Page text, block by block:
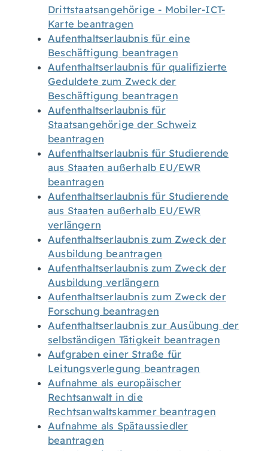
Drittstaatsangehörige - Mobiler-ICT-
Karte beantragen
Aufenthaltserlaubnis für eine
Beschäftigung beantragen
Aufenthaltserlaubnis für qualifizierte
Geduldete zum Zweck der
Beschäftigung beantragen
Aufenthaltserlaubnis für
Staatsangehörige der Schweiz
beantragen
Aufenthaltserlaubnis für Studierende
aus Staaten außerhalb EU/EWR
beantragen
Aufenthaltserlaubnis für Studierende
aus Staaten außerhalb EU/EWR
verlängern
Aufenthaltserlaubnis zum Zweck der
Ausbildung beantragen
Aufenthaltserlaubnis zum Zweck der
Ausbildung verlängern
Aufenthaltserlaubnis zum Zweck der
Forschung beantragen
Aufenthaltserlaubnis zur Ausübung der
selbständigen Tätigkeit beantragen
Aufgraben einer Straße für
Leitungsverlegung beantragen
Aufnahme als europäischer
Rechtsanwalt in die
Rechtsanwaltskammer beantragen
Aufnahme als Spätaussiedler
beantragen